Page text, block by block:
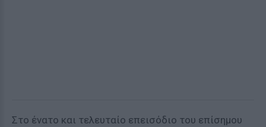
Στο ένατο και τελευταίο επεισόδιο του επίσημου